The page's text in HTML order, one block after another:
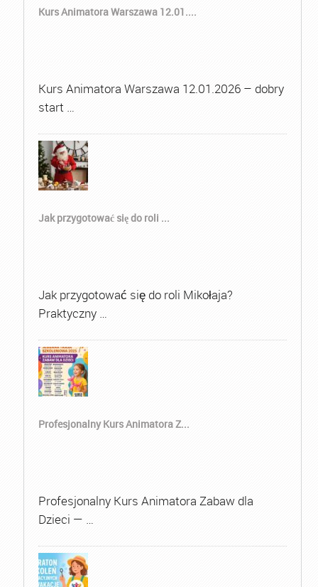
Kurs Animatora Warszawa 12.01....
Kurs Animatora Warszawa 12.01.2026 – dobry
start …
Jak przygotować się do roli ...
Jak przygotować się do roli Mikołaja?
Praktyczny …
Profesjonalny Kurs Animatora Z...
Profesjonalny Kurs Animatora Zabaw dla
Dzieci — …